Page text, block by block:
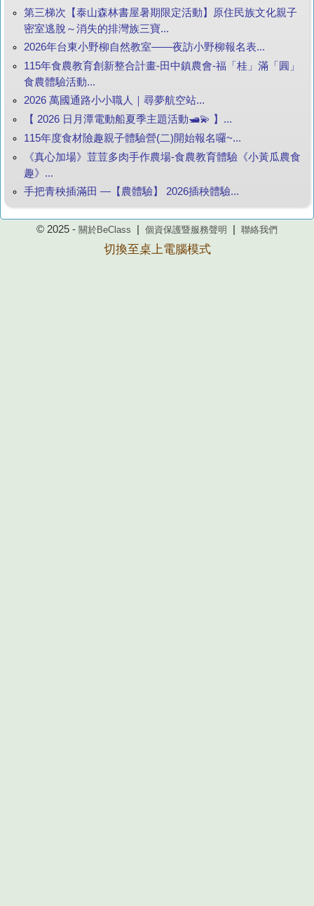
第三梯次【泰山森林書屋暑期限定活動】原住民族文化親子
密室逃脫～消失的排灣族三寶...
2026年台東小野柳自然教室——夜訪小野柳報名表...
115年食農教育創新整合計畫-田中鎮農會-福「桂」滿「圓」
食農體驗活動...
2026 萬國通路小小職人｜尋夢航空站...
【 2026 日月潭電動船夏季主題活動🛥️💫 】...
115年度食材險趣親子體驗營(二)開始報名囉~...
《真心加場》荳荳多肉手作農場-食農教育體驗《小黃瓜農食
趣》...
手把青秧插滿田 —【農體驗】 2026插秧體驗...
© 2025 - 關於BeClass 個資保護暨服務聲明 聯絡我們
切換至桌上電腦模式